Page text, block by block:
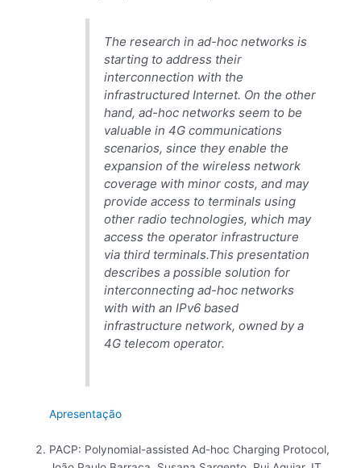
The research in ad-hoc networks is
starting to address their
interconnection with the
infrastructured Internet. On the other
hand, ad-hoc networks seem to be
valuable in 4G communications
scenarios, since they enable the
expansion of the wireless network
coverage with minor costs, and may
provide access to terminals using
other radio technologies, which may
access the operator infrastructure
via third terminals.This presentation
describes a possible solution for
interconnecting ad-hoc networks
with with an IPv6 based
infrastructure network, owned by a
4G telecom operator.
Apresentação
PACP: Polynomial-assisted Ad-hoc Charging Protocol,